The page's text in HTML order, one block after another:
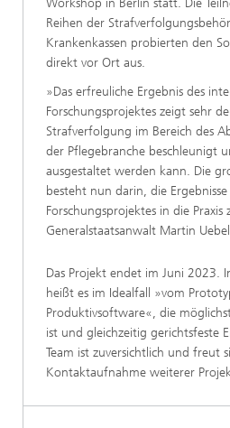
Reihen der
Krankenkassen probierten den
direkt vor Ort aus.
»Das erfreuliche Ergebnis des
Forschungsprojektes zeigt sehr
Strafverfolgung im Bereich des
der Pflegebranche beschleunigt
ausgestaltet werden kann. Die
besteht nun darin, die
Forschungsprojektes in die
Generalstaatsanwalt Martin
Das Projekt endet im Juni 2023.
heißt es im Idealfall »vom
Produktivsoftware«, die
ist und gleichzeitig gerichtsfeste
Team ist zuversichtlich und freut
Kontaktaufnahme weiterer